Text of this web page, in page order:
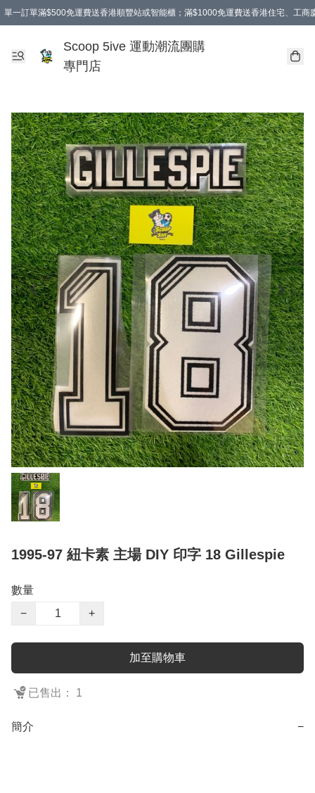
單一訂單滿$500免運費送香港順豐站或智能櫃；滿$1000免運費送香港住宅、工商
Scoop 5ive 運動潮流團購
專門店
1995-97 紐卡素 主場 DIY 印字 18 Gillespie
數量
−
+
加至購物車
已售出： 1
簡介 −